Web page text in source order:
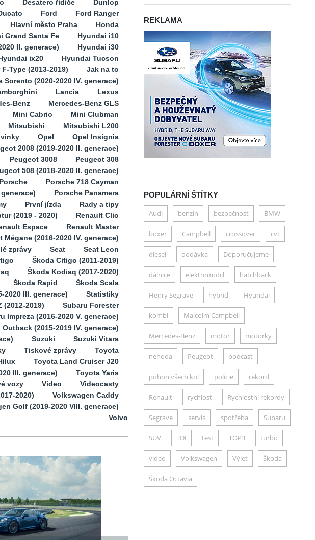
Desatero řidiče
Dunlop
Ford
Ford Ranger
Hlavní město Praha
Honda
Grand Santa Fe
Hyundai i10
II. generace)
Hyundai i30
ix20
Hyundai Tucson
Type (2013-2019)
Jak na to
Sorento (2020-2020 IV. generace)
Lancia
Lexus
Benz
Mercedes-Benz GLS
Mini Cabrio
Mini Clubman
Mitsubishi
Mitsubishi L200
Opel
Opel Insignia
2008 (2019-2020 II. generace)
Peugeot 3008
Peugeot 308
508 (2018-2020 II. generace)
Porsche
Porsche 718 Cayman
Porsche Panamera
První jízda
Rady a tipy
(2019 - 2020)
Renault Clio
Espace
Renault Master
Mégane (2016-2020 IV. generace)
zprávy Seat
Seat Leon
Škoda Citigo (2011-2019)
Škoda Kodiaq (2017-2020)
Škoda Rapid
Škoda Scala
2020 III. generace)
Statistiky
(2012-2019)
Subaru Forester
Impreza (2016-2020 V. generace)
Outback (2015-2019 IV. generace)
Suzuki
Suzuki Vitara
Tiskové zprávy
Toyota
Toyota Land Cruiser J20
III. generace)
Toyota Yaris
vozy Video
Videocasty
2020)
Volkswagen Caddy
Golf (2019-2020 VIII. generace)
Volvo
REKLAMA
POPULÁRNÍ ŠTÍTKY
Audi benzín bezpečnost BMW
boxer Campbell crossover cvt
diesel dodávka Doporučujeme
dálnice elektromobil hatchback
Henry Segrave hybrid Hyundai
kombi Malcolm Campbell
Mercedes-Benz motor motorky
nehoda Peugeot podcast
pohon všech kol policie rekord
Renault rychlost Rychlostní rekordy
Segrave servis spotřeba Subaru
SUV TDI test TOP3 turbo
video Volkswagen Výlet Škoda
Škoda Octavia